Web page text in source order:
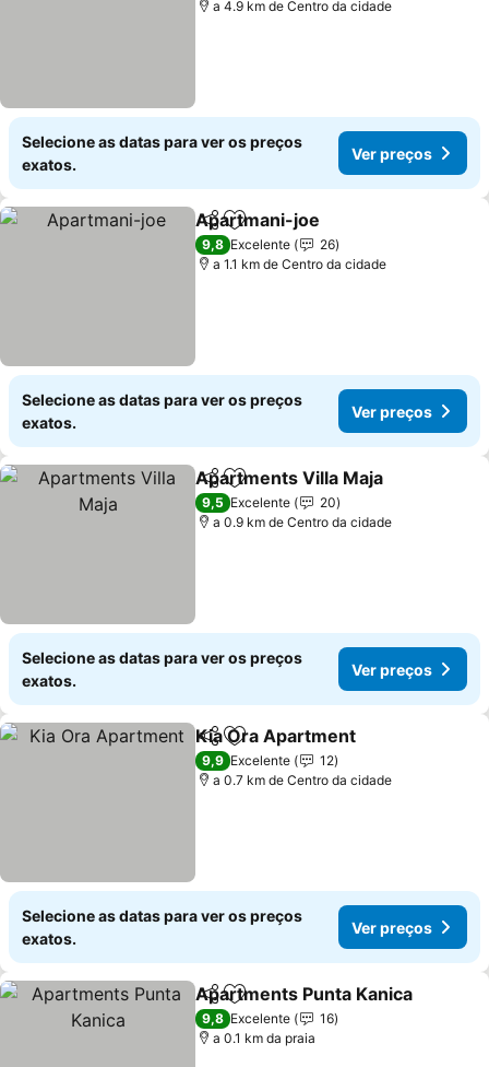
a 4.9 km de Centro da cidade
Selecione as datas para ver os preços
exatos.
Ver preços
PartilharAdicionar aos favoritos
Apartmani-joe
9,8 Excelente
26
a 1.1 km de Centro da cidade
Selecione as datas para ver os preços
exatos.
Ver preços
PartilharAdicionar aos favoritos
Apartments Villa Maja
9,5 Excelente
20
a 0.9 km de Centro da cidade
Selecione as datas para ver os preços
exatos.
Ver preços
PartilharAdicionar aos favoritos
Kia Ora Apartment
9,9 Excelente
12
a 0.7 km de Centro da cidade
Selecione as datas para ver os preços
exatos.
Ver preços
PartilharAdicionar aos favoritos
Apartments Punta Kanica
9,8 Excelente
16
a 0.1 km da praia